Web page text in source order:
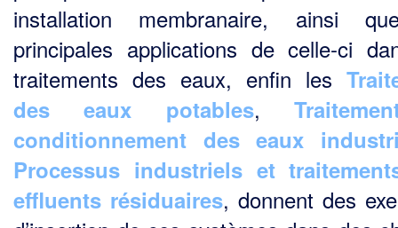
installation membranaire, ainsi
principales applications de celle-ci
traitements des eaux, enfin les
des eaux potables,
conditionnement des eaux
Processus industriels et
effluents résiduaires, donnent des